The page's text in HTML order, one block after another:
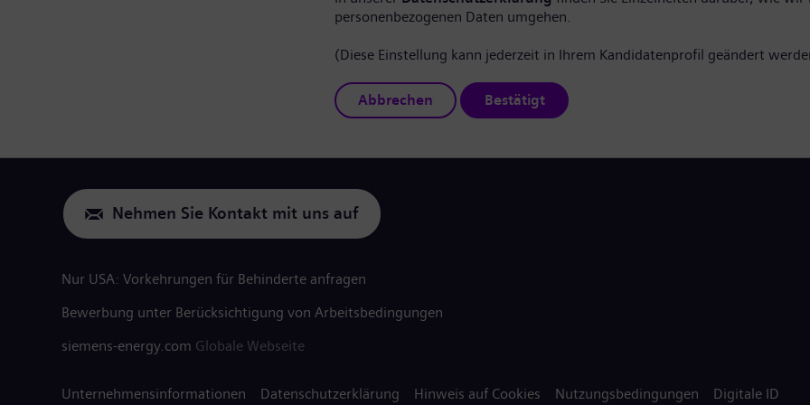
personenbezogenen Daten umgehen.
(Diese Einstellung kann jederzeit in Ihrem Kandidatenprofil geändert
Abbrechen Bestätigt
Nehmen Sie Kontakt mit uns auf
Nur USA: Vorkehrungen für Behinderte anfragen
Bewerbung unter Berücksichtigung von Arbeitsbedingungen
siemens-energy.com Globale Webseite
Unternehmensinformationen Datenschutzerklärung Hinweis auf Cookies Nutzungsbedingungen Digitale ID